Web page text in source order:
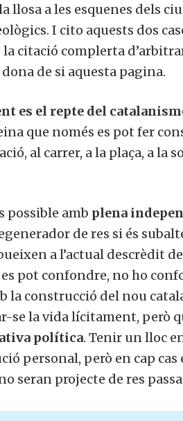
llosa a les esquenes dels
I cito aquests dos
la citació complerta
de si aquesta pagina.
es el repte del
que només es pot fer
al carrer, a la plaça, a la
possible amb plena
de res si és
a l’actual descrèdit
pot confondre, no ho
la construcció del nou
se la vida lícitament, però
política. Tenir un lloc
personal, però en cap
seran projecte de res